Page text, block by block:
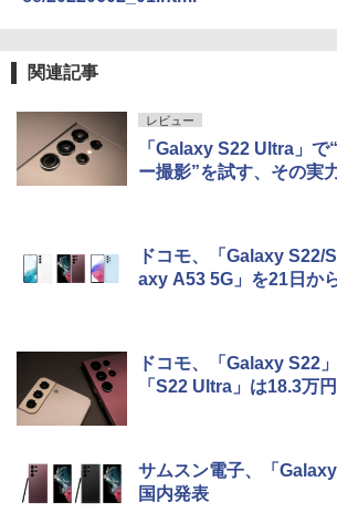
関連記事
レビュー
「Galaxy S22 Ultra」で
ー撮影”を試す、その実
ドコモ、「Galaxy S22/
axy A53 5G」を21日か
ドコモ、「Galaxy S22
「S22 Ultra」は18.3万円
サムスン電子、「
国内発表